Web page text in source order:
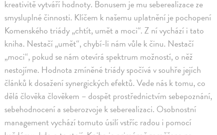
kreativitě vytváří hodnoty. Bonusem je mu seberealizace ze
smysluplné činnosti. Klíčem k našemu uplatnění je pochopení
Komenského triády „chtít, umět a moci“. Z ní vychází i tato
kniha. Nestačí „umět“, chybí-li nám vůle k činu. Nestačí
„moci“, pokud se nám otevírá spektrum možností, o něž
nestojíme. Hodnota zmíněné triády spočívá v souhře jejích
článků k dosažení synergických efektů. Vede nás k tomu, co
dělá člověka člověkem – dospět prostřednictvím sebepoznání,
sebehodnocení a seberozvoje k seberealizaci. Osobnostní
management vychází tomuto úsilí vstříc radou i pomocí